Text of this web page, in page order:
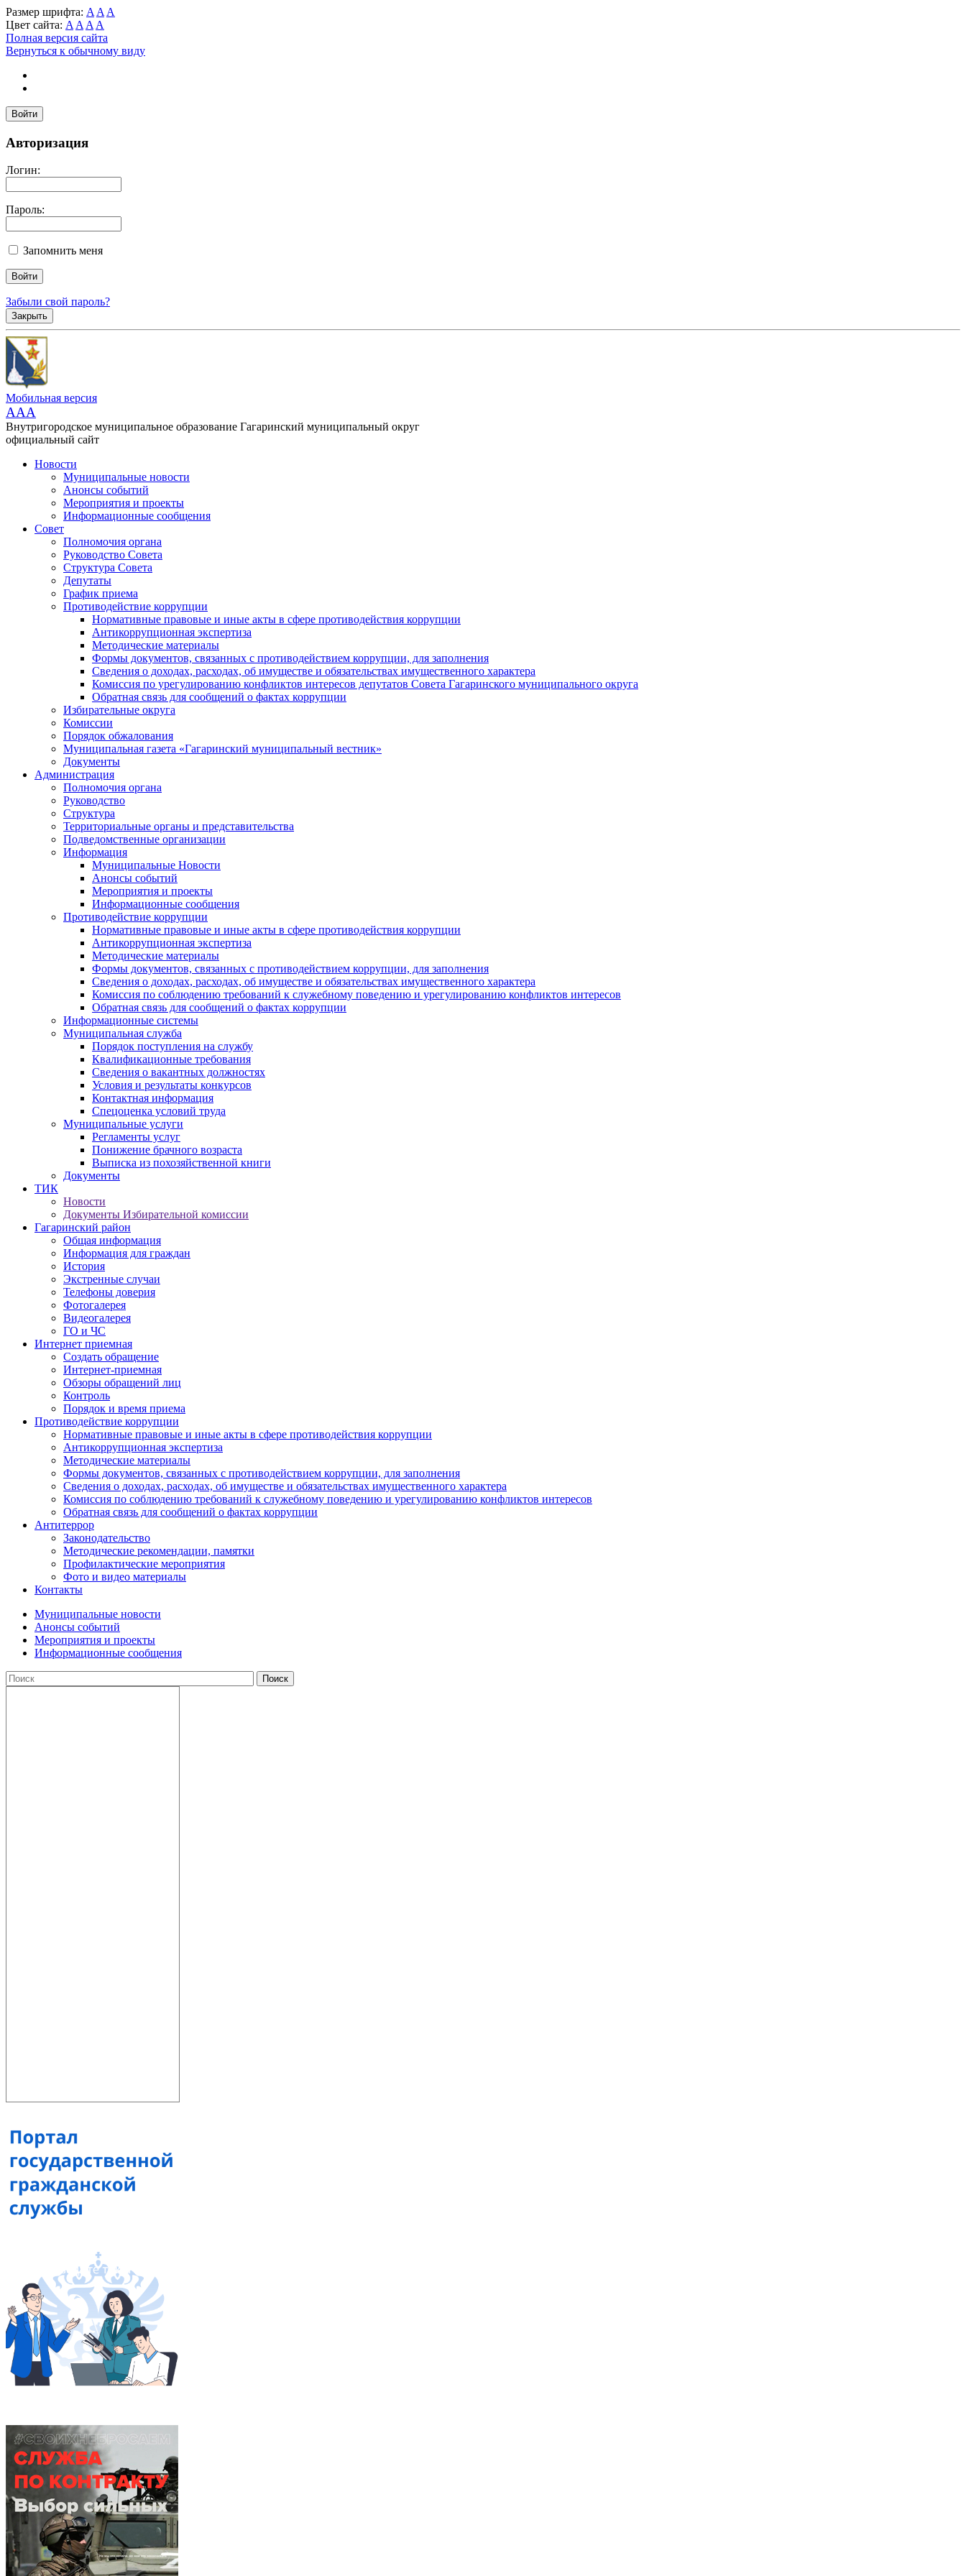
Размер шрифта: A A A
Цвет сайта: A A A A
Полная версия сайта
Вернуться к обычному виду
Войти
Авторизация
Логин:
Пароль:
Запомнить меня
Забыли свой пароль?
Закрыть
Мобильная версия
AAA
Внутригородское муниципальное образование Гагаринский муниципальный округ
официальный сайт
Новости
Муниципальные новости
Анонсы событий
Мероприятия и проекты
Информационные сообщения
Совет
Полномочия органа
Руководство Совета
Структура Совета
Депутаты
График приема
Противодействие коррупции
Нормативные правовые и иные акты в сфере противодействия коррупции
Антикоррупционная экспертиза
Методические материалы
Формы документов, связанных с противодействием коррупции, для заполнения
Сведения о доходах, расходах, об имуществе и обязательствах имущественного характера
Комиссия по урегулированию конфликтов интересов депутатов Совета Гагаринского муниципального округа
Обратная связь для сообщений о фактах коррупции
Избирательные округа
Комиссии
Порядок обжалования
Муниципальная газета «Гагаринский муниципальный вестник»
Документы
Администрация
Полномочия органа
Руководство
Структура
Территориальные органы и представительства
Подведомственные организации
Информация
Муниципальные Новости
Анонсы событий
Мероприятия и проекты
Информационные сообщения
Противодействие коррупции
Нормативные правовые и иные акты в сфере противодействия коррупции
Антикоррупционная экспертиза
Методические материалы
Формы документов, связанных с противодействием коррупции, для заполнения
Сведения о доходах, расходах, об имуществе и обязательствах имущественного характера
Комиссия по соблюдению требований к служебному поведению и урегулированию конфликтов интересов
Обратная связь для сообщений о фактах коррупции
Информационные системы
Муниципальная служба
Порядок поступления на службу
Квалификационные требования
Сведения о вакантных должностях
Условия и результаты конкурсов
Контактная информация
Спецоценка условий труда
Муниципальные услуги
Регламенты услуг
Понижение брачного возраста
Выписка из похозяйственной книги
Документы
ТИК
Новости
Документы Избирательной комиссии
Гагаринский район
Общая информация
Информация для граждан
История
Экстренные случаи
Телефоны доверия
Фотогалерея
Видеогалерея
ГО и ЧС
Интернет приемная
Создать обращение
Интернет-приемная
Обзоры обращений лиц
Контроль
Порядок и время приема
Противодействие коррупции
Нормативные правовые и иные акты в сфере противодействия коррупции
Антикоррупционная экспертиза
Методические материалы
Формы документов, связанных с противодействием коррупции, для заполнения
Сведения о доходах, расходах, об имуществе и обязательствах имущественного характера
Комиссия по соблюдению требований к служебному поведению и урегулированию конфликтов интересов
Обратная связь для сообщений о фактах коррупции
Антитеррор
Законодательство
Методические рекомендации, памятки
Профилактические мероприятия
Фото и видео материалы
Контакты
Муниципальные новости
Анонсы событий
Мероприятия и проекты
Информационные сообщения